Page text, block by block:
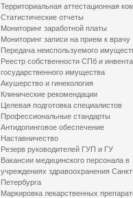
Территориальная аттестационная
Статистические отчеты
Мониторинг заработной платы
Мониторинг записи на прием к врачу
Передача неиспользуемого
Реестр собственности СПб и
государственного имущества
Акушерство и гинекология
Клинические рекомендации
Целевая подготовка специалистов
Профессиональные стандарты
Антидопинговое обеспечение
Наставничество
Резерв руководителей ГУП и ГУ
Вакансии медицинского персонала в
учреждениях здравоохранения
Петербурга
Маркировка лекарственных